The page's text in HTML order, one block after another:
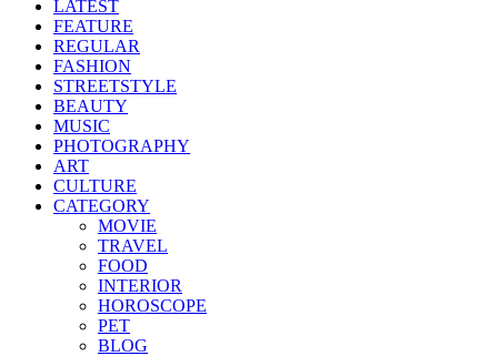
LATEST
FEATURE
REGULAR
FASHION
STREETSTYLE
BEAUTY
MUSIC
PHOTOGRAPHY
ART
CULTURE
CATEGORY
MOVIE
TRAVEL
FOOD
INTERIOR
HOROSCOPE
PET
BLOG